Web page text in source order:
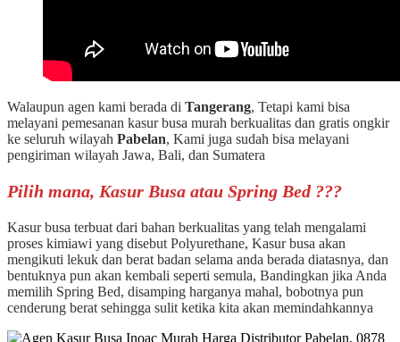
Walaupun agen kami berada di Tangerang, Tetapi kami bisa
melayani pemesanan kasur busa murah berkualitas dan gratis ongkir
ke seluruh wilayah Pabelan, Kami juga sudah bisa melayani
pengiriman wilayah Jawa, Bali, dan Sumatera
Pilih mana, Kasur Busa atau Spring Bed ???
Kasur busa terbuat dari bahan berkualitas yang telah mengalami
proses kimiawi yang disebut Polyurethane, Kasur busa akan
mengikuti lekuk dan berat badan selama anda berada diatasnya, dan
bentuknya pun akan kembali seperti semula, Bandingkan jika Anda
memilih Spring Bed, disamping harganya mahal, bobotnya pun
cenderung berat sehingga sulit ketika kita akan memindahkannya